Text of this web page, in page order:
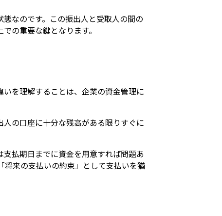
なのです。この振出人と受取人の間の
の重要な鍵となります。
を理解することは、企業の資金管理に
の口座に十分な残高がある限りすぐに
払期日までに資金を用意すれば問題あ
来の支払いの約束」として支払いを猶